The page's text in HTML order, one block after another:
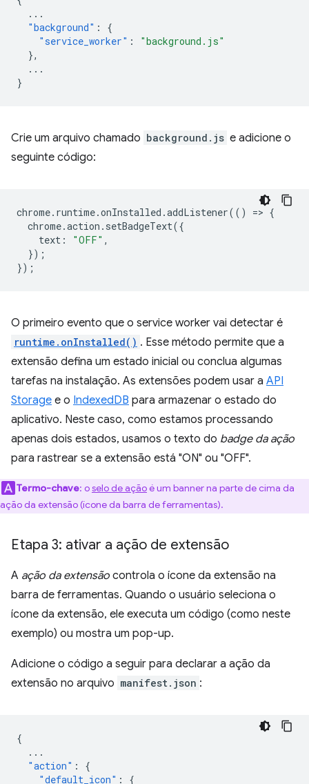
...
"background" :
{
"service_worker" :
"background.js"
},
...
}
Crie um arquivo chamado background.js e adicione o
seguinte código:
chrome. runtime.onInstalled .addListener(() => {
chrome.action . setBadgeText({
text : "OFF" ,
});
});
O primeiro evento que o service worker vai detectar é
runtime.onInstalled() . Esse método permite que a
extensão defina um estado inicial ou conclua algumas
tarefas na instalação. As extensões podem usar a API
Storage e o IndexedDB para armazenar o estado do
aplicativo. Neste caso, como estamos processando
apenas dois estados, usamos o texto do badge da ação
para rastrear se a extensão está "ON" ou "OFF".
Termo-chave: oselo de açãoé um banner na parte de cima da
ação da extensão (ícone da barra de ferramentas).
Etapa 3: ativar a ação de extensão
A ação da extensão controla o ícone da extensão na
barra de ferramentas. Quando o usuário seleciona o
ícone da extensão, ele executa um código (como neste
exemplo) ou mostra um pop-up.
Adicione o código a seguir para declarar a ação da
extensão no arquivo manifest.json :
{
...
"action" :
{
"default_icon" :
{